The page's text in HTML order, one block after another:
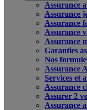
Assurance
Assurance
Assurance
Assurance
Assurance
Garanties
Nos
Assurance
Services et
Assurance
Assurer 2
Assurance